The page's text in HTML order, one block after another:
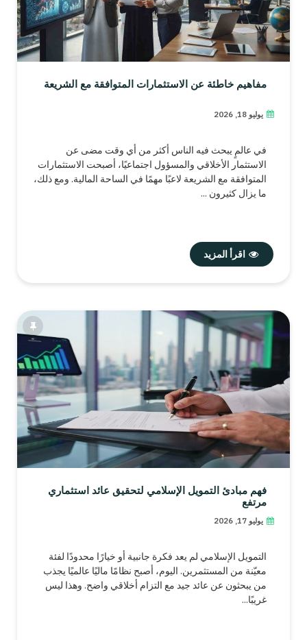
مفاهيم خاطئة عن الاستثمارات المتوافقة مع الشريعة
يوليو 18, 2026
في عالمٍ يبحث فيه الناس أكثر من أي وقت مضى عن
الاستثمار الأخلاقي والمسؤول اجتماعيًا، أصبحت الاستثمارات
المتوافقة مع الشريعة لاعبًا مهمًا في الساحة المالية. ومع ذلك،
ما يزال كثيرون ...
اقرأ المزيد
فهم مبادئ التمويل الإسلامي لتحقيق عائد استثماري
مرتفع
يوليو 17, 2026
التمويل الإسلامي لم يعد فكرة جانبية أو خيارًا محدودًا لفئة
معيّنة من المستثمرين. اليوم، أصبح نظامًا ماليًا عالميًا يجذب
من يبحثون عن عائد جيد مع التزام أخلاقي واضح. وهذا ليس
غريبًا...